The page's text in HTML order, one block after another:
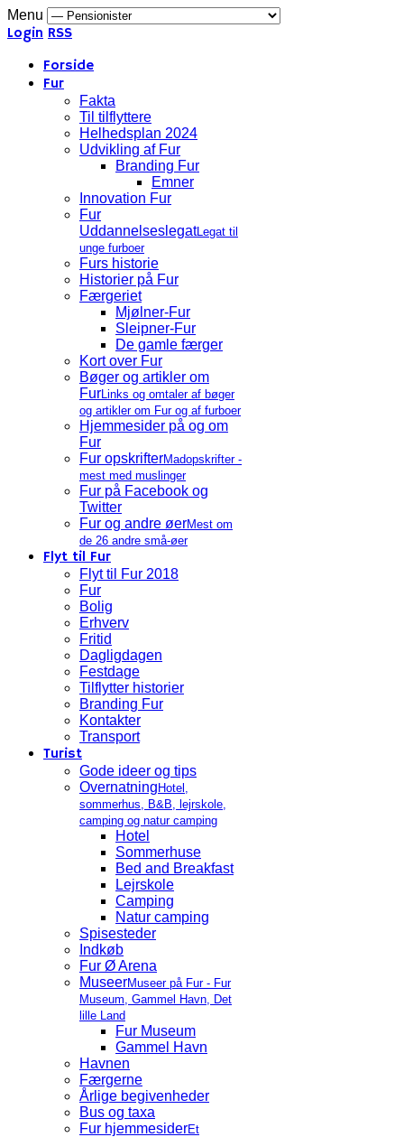
Menu
Login RSS
Forside
Fur
Fakta
Til tilflyttere
Helhedsplan 2024
Udvikling af Fur
Branding Fur
Emner
Innovation Fur
Fur
UddannelseslegatLegat til
unge furboer
Furs historie
Historier på Fur
Færgeriet
Mjølner-Fur
Sleipner-Fur
De gamle færger
Kort over Fur
Bøger og artikler om
FurLinks og omtaler af bøger
og artikler om Fur og af furboer
Hjemmesider på og om
Fur
Fur opskrifterMadopskrifter -
mest med muslinger
Fur på Facebook og
Twitter
Fur og andre øerMest om
de 26 andre små-øer
Flyt til Fur
Flyt til Fur 2018
Fur
Bolig
Erhverv
Fritid
Dagligdagen
Festdage
Tilflytter historier
Branding Fur
Kontakter
Transport
Turist
Gode ideer og tips
Overnatning Hotel,
sommerhus, B&B, lejrskole,
camping og natur camping
Hotel
Sommerhuse
Bed and Breakfast
Lejrskole
Camping
Natur camping
Spisesteder
Indkøb
Fur Ø Arena
MuseerMuseer på Fur - Fur
Museum, Gammel Havn, Det
lille Land
Fur Museum
Gammel Havn
Havnen
Færgerne
Årlige begivenheder
Bus og taxa
Fur hjemmesiderEt